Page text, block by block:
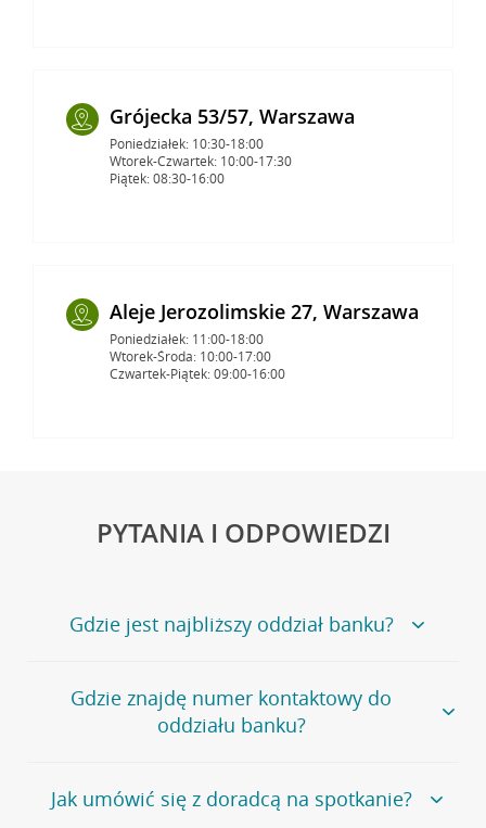
Grójecka 53/57, Warszawa
Poniedziałek: 10:30-18:00
Wtorek-Czwartek: 10:00-17:30
Piątek: 08:30-16:00
Aleje Jerozolimskie 27, Warszawa
Poniedziałek: 11:00-18:00
Wtorek-Środa: 10:00-17:00
Czwartek-Piątek: 09:00-16:00
PYTANIA I ODPOWIEDZI
Gdzie jest najbliższy oddział banku?
Jeśli szukasz oddziału naszego banku, zapraszamy na
stronęPlacówki i bankomaty, na której znajduje się
wygodna wyszukiwarka.
oddziałów
Gdzie znajdę numer kontaktowy do
oddziału banku?
Bank Credit Agricole nie udostępnia ogólnego numeru
telefonu do placówki bankowej.
Jak umówić się z doradcą na spotkanie?